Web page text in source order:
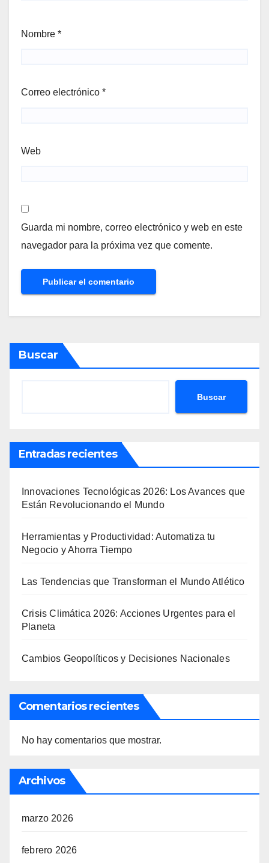
Nombre *
Correo electrónico *
Web
Guarda mi nombre, correo electrónico y web en este
navegador para la próxima vez que comente.
Buscar
Buscar
Entradas recientes
Innovaciones Tecnológicas 2026: Los Avances que
Están Revolucionando el Mundo
Herramientas y Productividad: Automatiza tu
Negocio y Ahorra Tiempo
Las Tendencias que Transforman el Mundo Atlético
Crisis Climática 2026: Acciones Urgentes para el
Planeta
Cambios Geopolíticos y Decisiones Nacionales
Comentarios recientes
No hay comentarios que mostrar.
Archivos
marzo 2026
febrero 2026